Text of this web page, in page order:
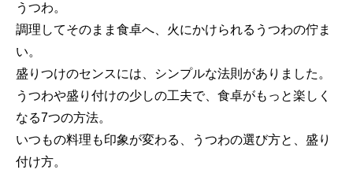
うつわ。
調理してそのまま食卓へ、火にかけられるうつわの佇ま
い。
盛りつけのセンスには、シンプルな法則がありました。
うつわや盛り付けの少しの工夫で、食卓がもっと楽しく
なる7つの方法。
いつもの料理も印象が変わる、うつわの選び方と、盛り
付け方。